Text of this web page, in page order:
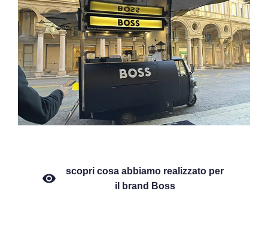
scopri cosa abbiamo realizzato per
il brand Boss